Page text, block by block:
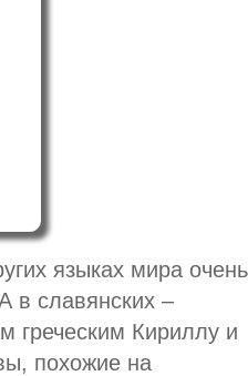
языках мира очень
в славянских –
греческим Кириллу и
похожие на